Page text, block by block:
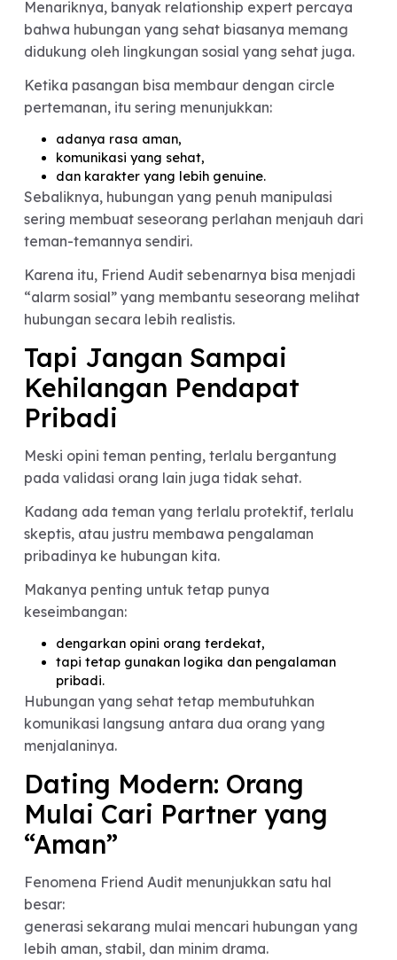
2. Respectful
Menghargai pasangan maupun teman-temannya
3. Punya Emotional Maturity
Mampu berkomunikasi dengan sehat tanpa
manipulatif.
4. Tidak Membuat Pasangan Menjauh dari
Circle-nya
seseorang mulai membuat pasangannya
dari teman-teman atau support system-nya.
Friend Audit dan
Hubungan Jangka
Menariknya, banyak relationship expert percaya
bahwa hubungan yang sehat biasanya memang
didukung oleh lingkungan sosial yang sehat juga.
Ketika pasangan bisa membaur dengan circle
pertemanan, itu sering menunjukkan:
komunikasi yang sehat,
dan karakter yang lebih genuine.
Sebaliknya, hubungan yang penuh manipulasi
sering membuat seseorang perlahan menjauh
teman-temannya sendiri.
Karena itu, Friend Audit sebenarnya bisa menjadi
“alarm sosial” yang membantu seseorang
hubungan secara lebih realistis.
Tapi Jangan Sampai
Kehilangan Pendapat
Pribadi
Meski opini teman penting, terlalu bergantung
pada validasi orang lain juga tidak sehat.